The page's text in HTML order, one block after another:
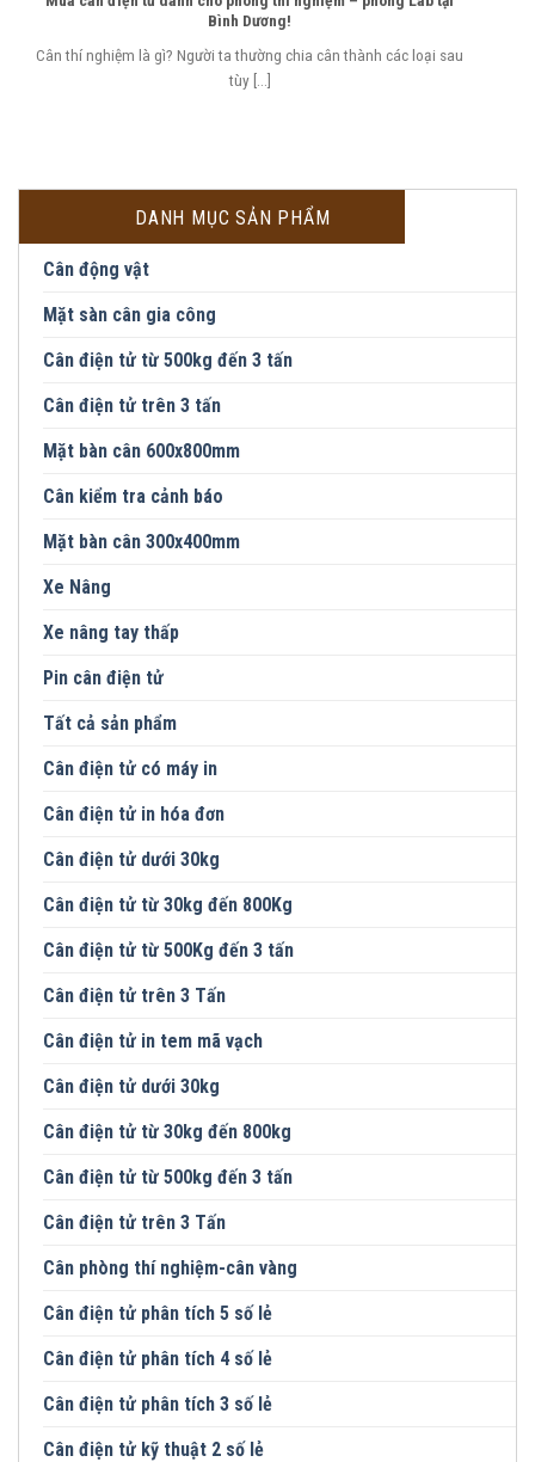
Bình Dương!
Cân thí nghiệm là gì? Người ta thường chia cân thành các loại sau
tùy [...]
DANH MỤC SẢN PHẨM
Cân động vật
Mặt sàn cân gia công
Cân điện tử từ 500kg đến 3 tấn
Cân điện tử trên 3 tấn
Mặt bàn cân 600x800mm
Cân kiểm tra cảnh báo
Mặt bàn cân 300x400mm
Xe Nâng
Xe nâng tay thấp
Pin cân điện tử
Tất cả sản phẩm
Cân điện tử có máy in
Cân điện tử in hóa đơn
Cân điện tử dưới 30kg
Cân điện tử từ 30kg đến 800Kg
Cân điện tử từ 500Kg đến 3 tấn
Cân điện tử trên 3 Tấn
Cân điện tử in tem mã vạch
Cân điện tử dưới 30kg
Cân điện tử từ 30kg đến 800kg
Cân điện tử từ 500kg đến 3 tấn
Cân điện tử trên 3 Tấn
Cân phòng thí nghiệm-cân vàng
Cân điện tử phân tích 5 số lẻ
Cân điện tử phân tích 4 số lẻ
Cân điện tử phân tích 3 số lẻ
Cân điện tử kỹ thuật 2 số lẻ